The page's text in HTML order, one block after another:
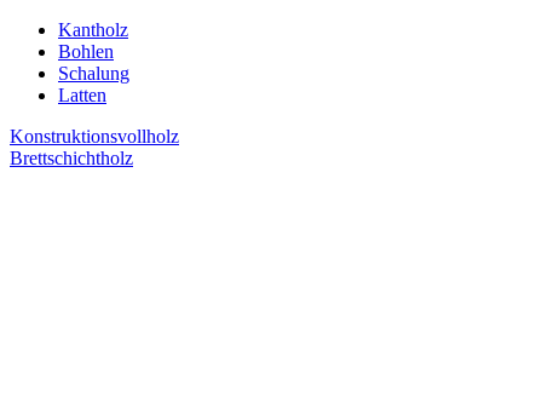
Kantholz
Bohlen
Schalung
Latten
Konstruktionsvollholz
Brettschichtholz